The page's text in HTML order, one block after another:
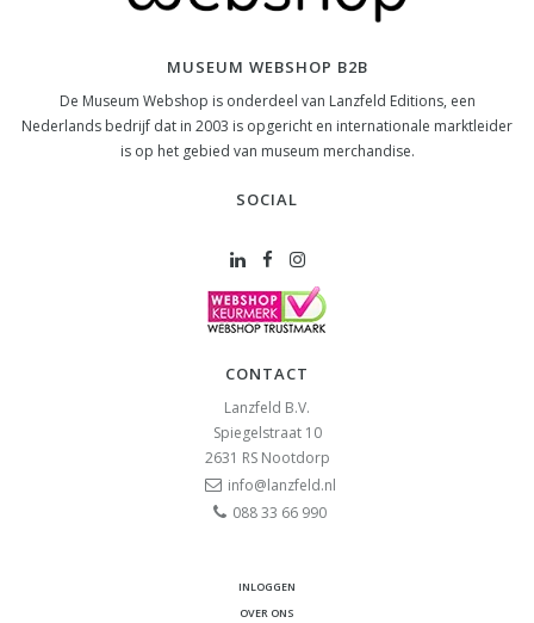
MUSEUM WEBSHOP B2B
De Museum Webshop is onderdeel van Lanzfeld Editions, een
Nederlands bedrijf dat in 2003 is opgericht en internationale marktleider
is op het gebied van museum merchandise.
SOCIAL
CONTACT
Lanzfeld B.V.
Spiegelstraat 10
2631 RS Nootdorp
info@lanzfeld.nl
088 33 66 990
INLOGGEN
OVER ONS